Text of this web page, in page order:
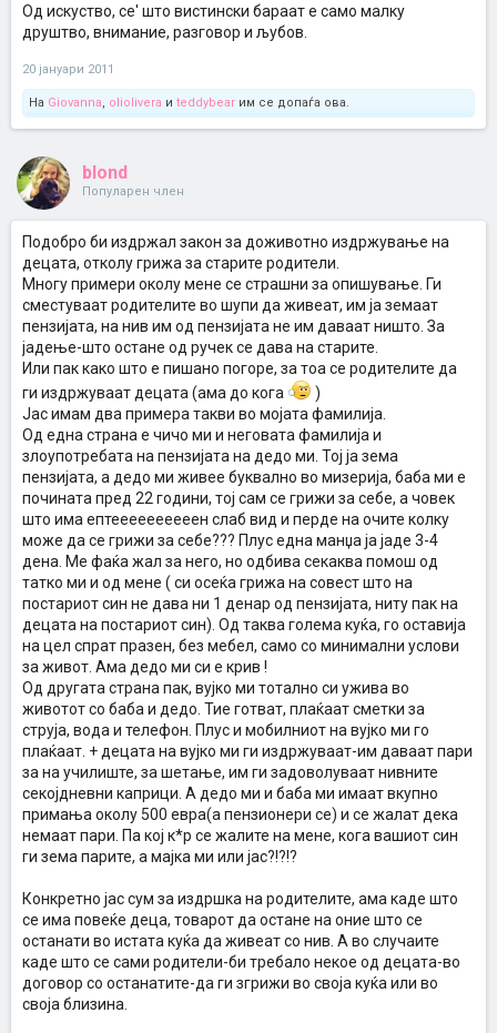
Од искуство, се' што вистински бараат е само малку
друштво, внимание, разговор и љубов.
20 јануари 2011
На Giovanna, oliolivera и teddybear им се допаѓа ова.
blond
Популарен член
Подобро би издржал закон за доживотно издржување на
децата, отколу грижа за старите родители.
Многу примери околу мене се страшни за опишување. Ги
сместуваат родителите во шупи да живеат, им ја земаат
пензијата, на нив им од пензијата не им даваат ништо. За
јадење-што остане од ручек се дава на старите.
Или пак како што е пишано погоре, за тоа се родителите да
ги издржуваат децата (ама до кога
)
Јас имам два примера такви во мојата фамилија.
Од една страна е чичо ми и неговата фамилија и
злоупотребата на пензијата на дедо ми. Тој ја зема
пензијата, а дедо ми живее буквално во мизерија, баба ми е
почината пред 22 години, тој сам се грижи за себе, а човек
што има ептеееееееееен слаб вид и перде на очите колку
може да се грижи за себе??? Плус една манџа ја јаде 3-4
дена. Ме фаќа жал за него, но одбива секаква помош од
татко ми и од мене ( си осеќа грижа на совест што на
постариот син не дава ни 1 денар од пензијата, ниту пак на
децата на постариот син). Од таква голема куќа, го оставија
на цел спрат празен, без мебел, само со минимални услови
за живот. Ама дедо ми си е крив !
Од другата страна пак, вујко ми тотално си ужива во
животот со баба и дедо. Тие готват, плаќаат сметки за
струја, вода и телефон. Плус и мобилниот на вујко ми го
плаќаат. + децата на вујко ми ги издржуваат-им даваат пари
за на училиште, за шетање, им ги задоволуваат нивните
секојдневни каприци. А дедо ми и баба ми имаат вкупно
примања околу 500 евра(а пензионери се) и се жалат дека
немаат пари. Па кој к*р се жалите на мене, кога вашиот син
ги зема парите, а мајка ми или јас?!?!?
Конкретно јас сум за издршка на родителите, ама каде што
се има повеќе деца, товарот да остане на оние што се
останати во истата куќа да живеат со нив. А во случаите
каде што се сами родители-би требало некое од децата-во
договор со останатите-да ги згрижи во своја куќа или во
своја близина.